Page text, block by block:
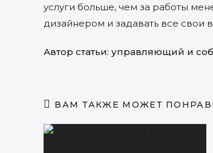
услуги больше, чем за работы
дизайнером и задавать все свои
Автор статьи: управляющий и
ВАМ ТАКЖЕ МОЖЕТ